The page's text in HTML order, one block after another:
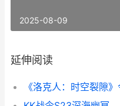
2025-08-09
延伸阅读
《洛克人：时空裂隙